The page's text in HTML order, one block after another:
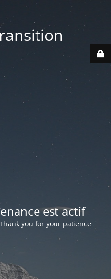
est actif
you for your patience!